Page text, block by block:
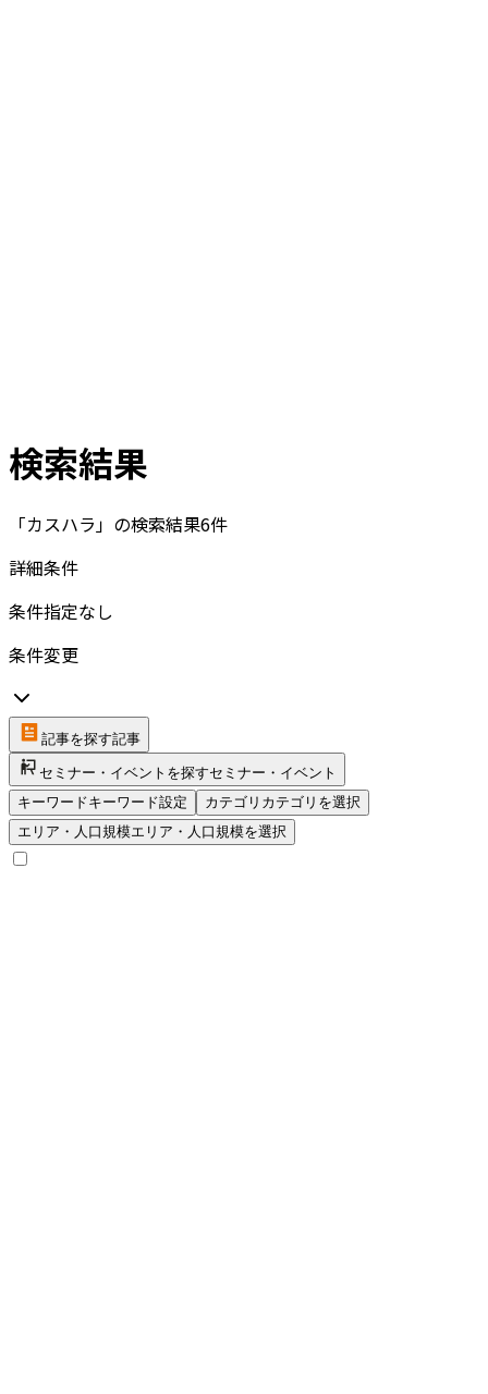
検索結果
「カスハラ」の検索結果6件
詳細条件
条件指定なし
条件変更
記事を探す記事
セミナー・イベントを探すセミナー・イベント
キーワードキーワード設定 カテゴリ カテゴリを選択
エリア・人口規模エリア・人口規模を選択